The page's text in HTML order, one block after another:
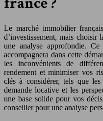
Le marché immobilier
d’investissement, mais choisir
une analyse approfondie.
accompagnera dans cette
les inconvénients de
rendement et minimiser vos
clés à considérer, tels que
demande locative et les
une base solide pour vos
conseiller pour une analyse